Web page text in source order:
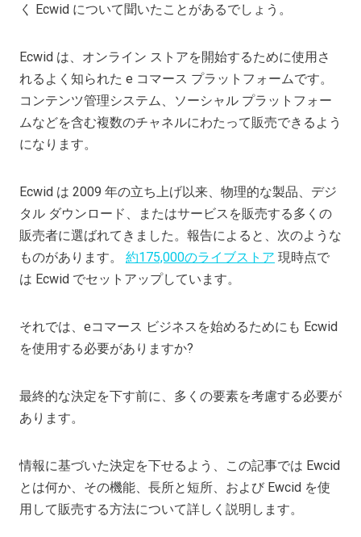
く Ecwid について聞いたことがあるでしょう。
Ecwid は、オンライン ストアを開始するために使用さ
れるよく知られた e コマース プラットフォームです。
コンテンツ管理システム、ソーシャル プラットフォー
ムなどを含む複数のチャネルにわたって販売できるよう
になります。
Ecwid は 2009 年の立ち上げ以来、物理的な製品、デジ
タル ダウンロード、またはサービスを販売する多くの
販売者に選ばれてきました。報告によると、次のような
ものがあります。 約175,000のライブストア 現時点で
は Ecwid でセットアップしています。
それでは、eコマース ビジネスを始めるためにも Ecwid
を使用する必要がありますか?
最終的な決定を下す前に、多くの要素を考慮する必要が
あります。
情報に基づいた決定を下せるよう、この記事では Ewcid
とは何か、その機能、長所と短所、および Ewcid を使
用して販売する方法について詳しく説明します。